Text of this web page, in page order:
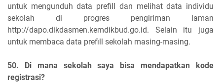
untuk mengunduh data prefill dan melihat data individu
sekolah di progres pengiriman laman
http://dapo.dikdasmen.kemdikbud.go.id. Selain itu juga
untuk membaca data prefill sekolah masing-masing.
50. Di mana sekolah saya bisa mendapatkan kode
registrasi?